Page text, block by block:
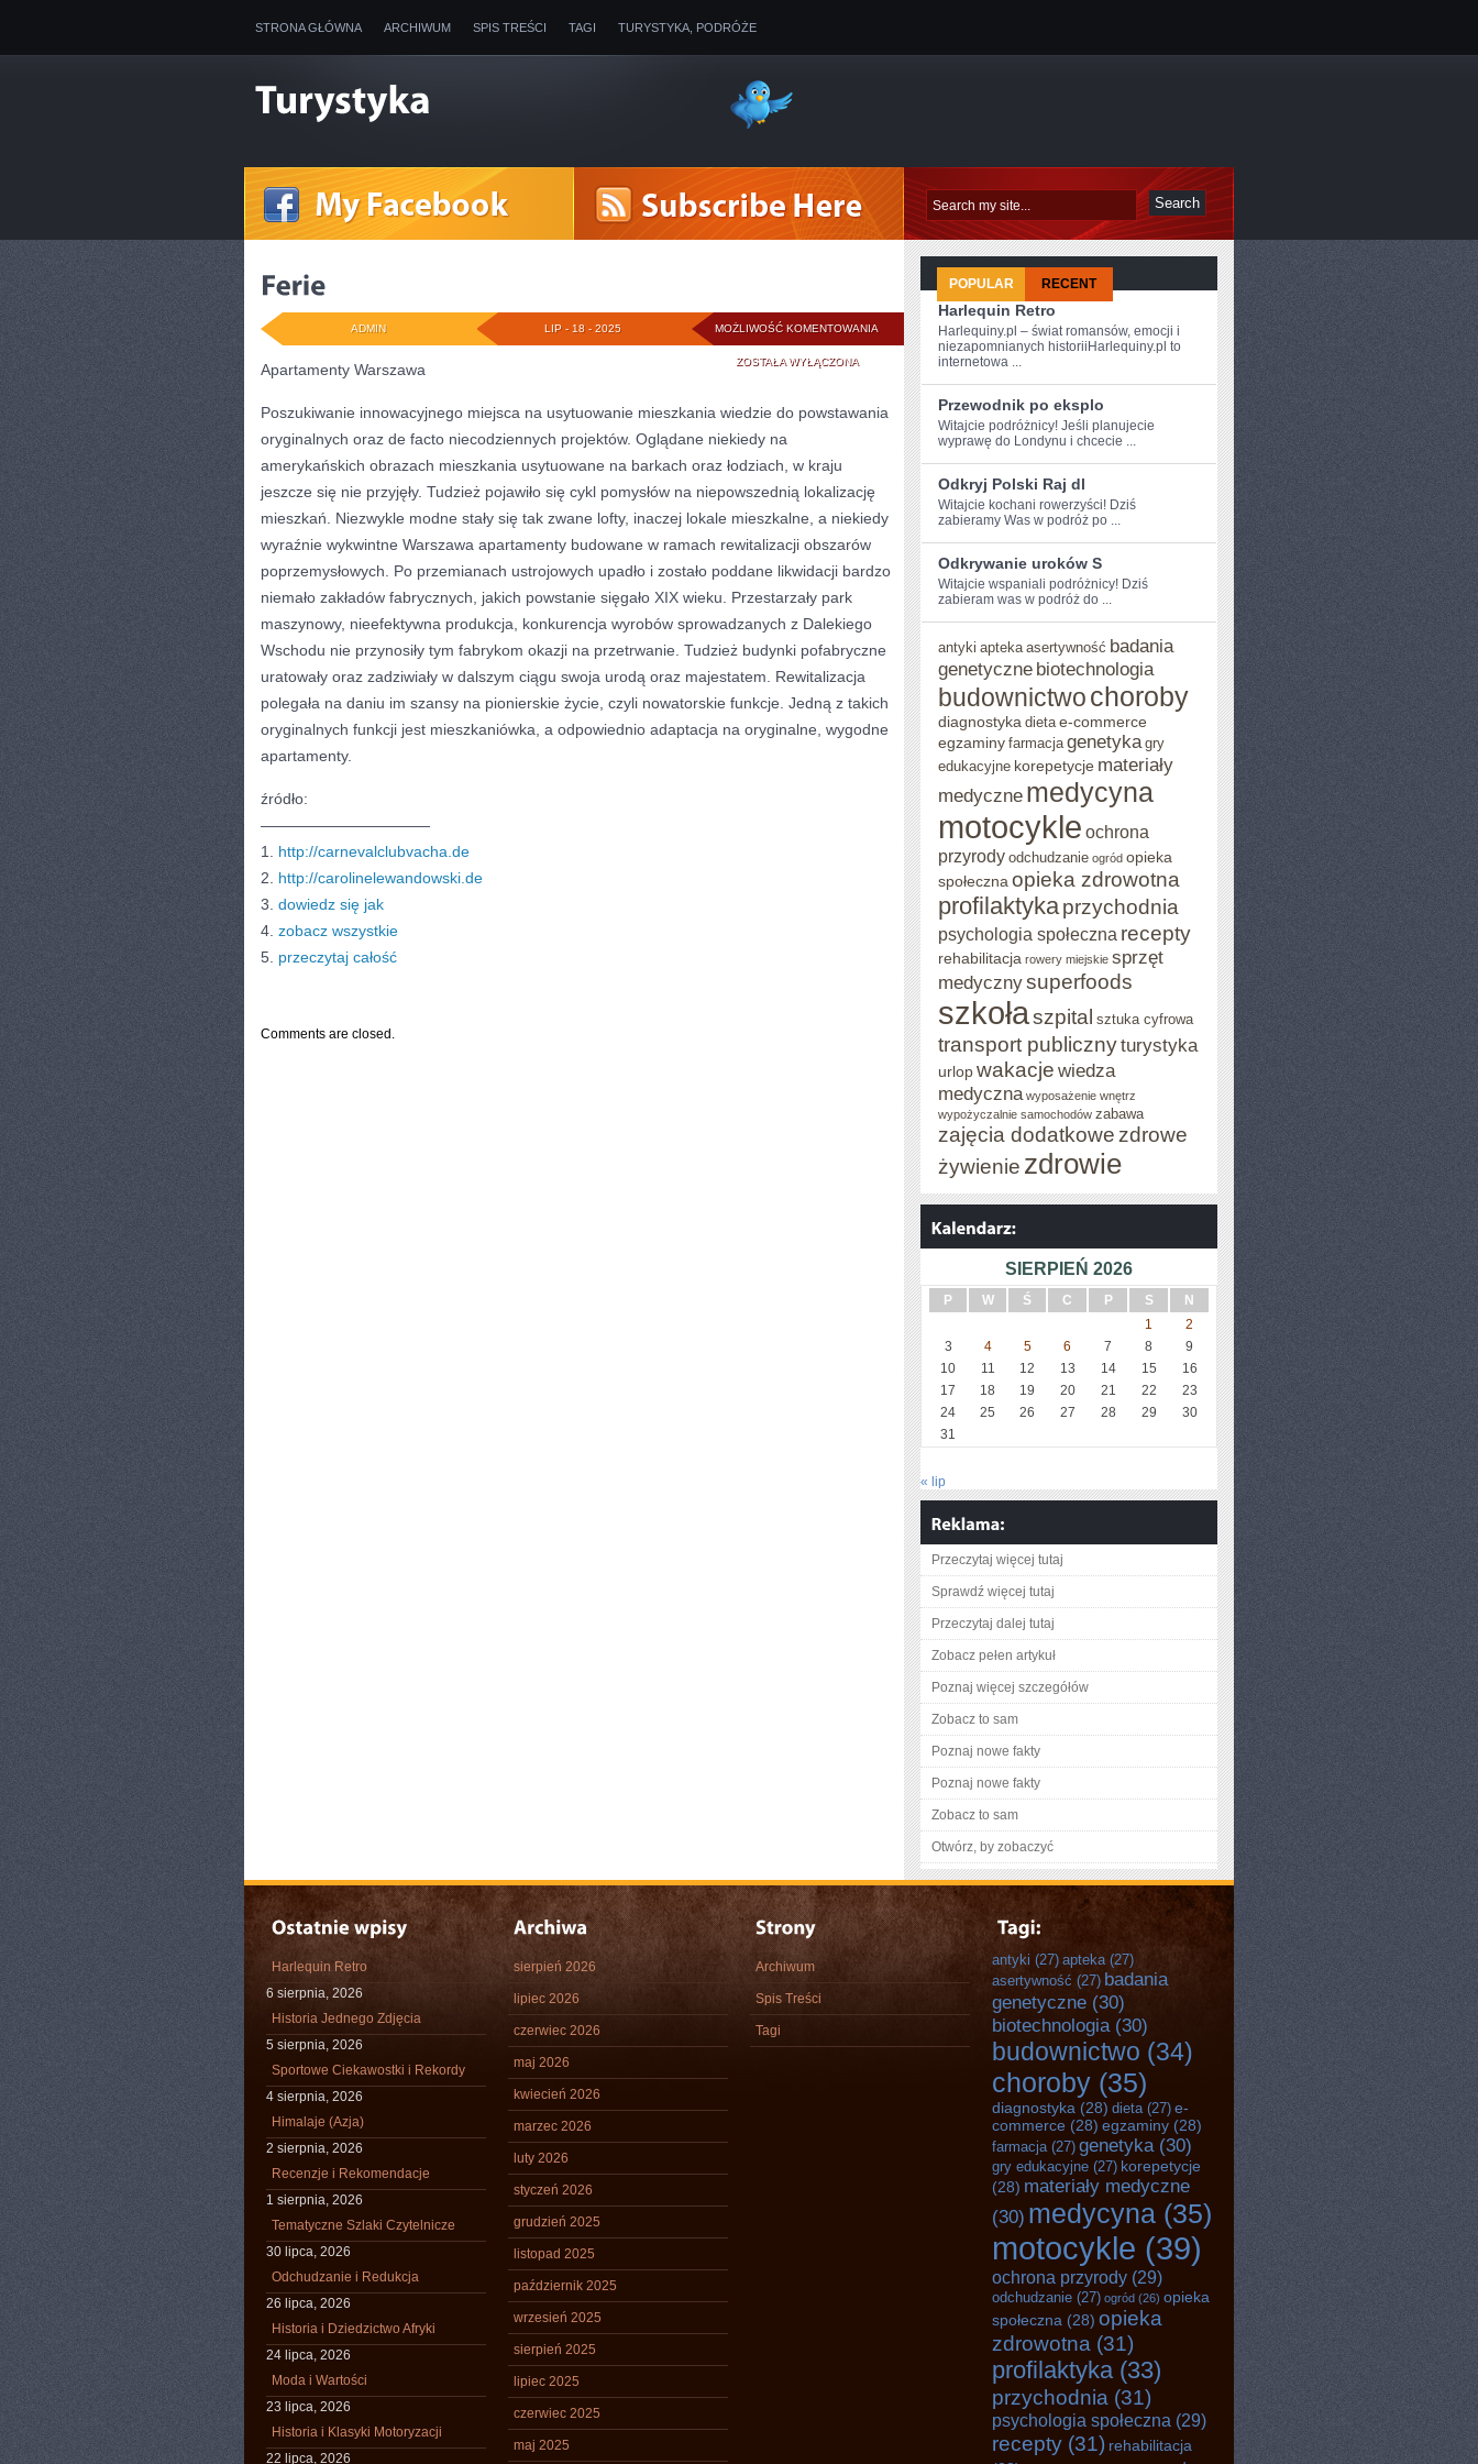
STRONA GŁÓWNA ARCHIWUM SPIS TREŚCI TAGI TURYSTYKA, PODRÓŻE
MOŻLIWOŚĆ KOMENTOWANIA FERIE
ZOSTAŁA WYŁĄCZONA
LIP - 18 - 2025
ADMIN
Apartamenty Warszawa
Poszukiwanie innowacyjnego miejsca na usytuowanie mieszkania wiedzie do powstawania
oryginalnych oraz de facto niecodziennych projektów. Oglądane niekiedy na
amerykańskich obrazach mieszkania usytuowane na barkach oraz łodziach, w kraju
jeszcze się nie przyjęły. Tudzież pojawiło się cykl pomysłów na niepowszednią lokalizację
mieszkań. Niezwykle modne stały się tak zwane lofty, inaczej lokale mieszkalne, a niekiedy
wyraźnie wykwintne Warszawa apartamenty budowane w ramach rewitalizacji obszarów
poprzemysłowych. Po przemianach ustrojowych upadło i zostało poddane likwidacji bardzo
niemało zakładów fabrycznych, jakich powstanie sięgało XIX wieku. Przestarzały park
maszynowy, nieefektywna produkcja, konkurencja wyrobów sprowadzanych z Dalekiego
Wschodu nie przynosiły tym fabrykom okazji na przetrwanie. Tudzież budynki pofabryczne
uratowały oraz zadziwiały w dalszym ciągu swoja urodą oraz majestatem. Rewitalizacja
polegała na daniu im szansy na pionierskie życie, czyli nowatorskie funkcje. Jedną z takich
oryginalnych funkcji jest mieszkaniówka, a odpowiednio adaptacja na oryginalne, wygodne
apartamenty.
źródło:
———————————
1. http://carnevalclubvacha.de
2. http://carolinelewandowski.de
3. dowiedz się jak
4. zobacz wszystkie
5. przeczytaj całość
Comments are closed.
POPULAR RECENT
Harlequin Retro
Harlequiny.pl – świat romansów, emocji i
niezapomnianych historiiHarlequiny.pl to
internetowa ...
Przewodnik po eksplo
Witajcie ⁤podróżnicy! Jeśli ‍planujecie
wyprawę do Londynu i chcecie ...
Odkryj Polski Raj dl
Witajcie kochani rowerzyści! Dziś
zabieramy Was w podróż po ...
Odkrywanie uroków S
Witajcie ⁢wspaniali podróżnicy! Dziś⁢
zabieram was w‌ podróż ⁣do ...
antyki apteka asertywność badania
genetyczne biotechnologia
budownictwochoroby
diagnostyka dieta e-commerce
egzaminy farmacja genetyka gry
edukacyjne korepetycje materiały
medyczne medycyna
motocykle ochrona
przyrody odchudzanie ogród opieka
społeczna opieka zdrowotna
profilaktykaprzychodnia
psychologia społeczna recepty
rehabilitacja rowery miejskie sprzęt
medycznysuperfoods
szkołaszpital sztuka cyfrowa
transport publicznyturystyka
urlopwakacje wiedza
medyczna wyposażenie wnętrz
wypożyczalnie samochodów zabawa
zajęcia dodatkowe zdrowe
żywienie zdrowie
SIERPIEŃ 2026
P W Ś C P S
N
1
2
3
4 5 6 7 8
9
10
11 12 13 14 15
16
17
18 19 20 21 22
23
24
25 26 27 28 29
30
31
« lip
Przeczytaj więcej tutaj
Sprawdź więcej tutaj
Przeczytaj dalej tutaj
Zobacz pełen artykuł
Poznaj więcej szczegółów
Zobacz to sam
Poznaj nowe fakty
Poznaj nowe fakty
Zobacz to sam
Otwórz, by zobaczyć
Harlequin Retro
6 sierpnia, 2026
Historia Jednego Zdjęcia
5 sierpnia, 2026
Sportowe Ciekawostki i Rekordy
4 sierpnia, 2026
Himalaje (Azja)
2 sierpnia, 2026
Recenzje i Rekomendacje
1 sierpnia, 2026
Tematyczne Szlaki Czytelnicze
30 lipca, 2026
Odchudzanie i Redukcja
26 lipca, 2026
Historia i Dziedzictwo Afryki
24 lipca, 2026
Moda i Wartości
23 lipca, 2026
Historia i Klasyki Motoryzacji
22 lipca, 2026
sierpień 2026
lipiec 2026
czerwiec 2026
maj 2026
kwiecień 2026
marzec 2026
luty 2026
styczeń 2026
grudzień 2025
listopad 2025
październik 2025
wrzesień 2025
sierpień 2025
lipiec 2025
czerwiec 2025
maj 2025
Archiwum
Spis Treści
Tagi
antyki (27) apteka(27)
asertywność (27) badania
genetyczne (30)
biotechnologia(30)
budownictwo (34)
choroby (35)
diagnostyka (28) dieta(27) e-
commerce (28) egzaminy (28)
farmacja(27) genetyka(30)
gry edukacyjne (27) korepetycje
(28) materiały medyczne
(30) medycyna (35)
motocykle (39)
ochrona przyrody (29)
odchudzanie (27) ogród (26) opieka
społeczna (28) opieka
zdrowotna (31)
profilaktyka(33)
przychodnia (31)
psychologia społeczna (29)
recepty (31) rehabilitacja